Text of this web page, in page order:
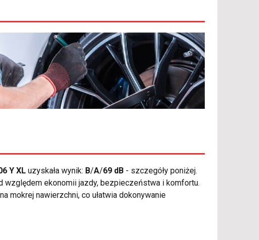
Y XL uzyskała wynik: B/A/69 dB - szczegóły poniżej.
względem ekonomii jazdy, bezpieczeństwa i komfortu.
mokrej nawierzchni, co ułatwia dokonywanie